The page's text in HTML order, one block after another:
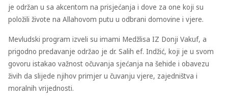
je održan u sa akcentom na prisjećanja i dove za one koji su
položili živote na Allahovom putu u odbrani domovine i vjere.
Mevludski program izveli su imami Medžlisa IZ Donji Vakuf, a
prigodno predavanje održao je dr. Salih ef. Indžić, koji je u svom
govoru istakao važnost očuvanja sjećanja na šehide i obavezu
živih da slijede njihov primjer u čuvanju vjere, zajedništva i
moralnih vrijednosti.